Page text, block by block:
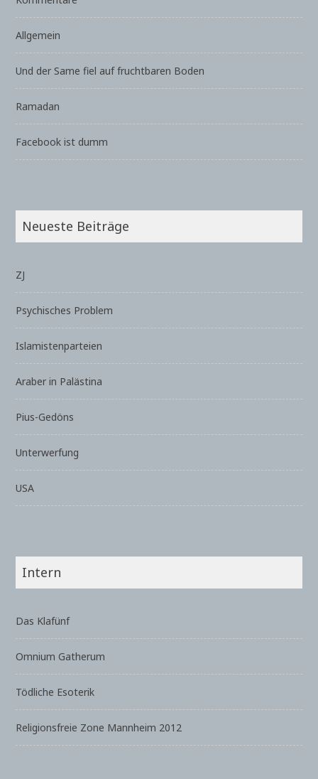
Allgemein
Und der Same fiel auf fruchtbaren Boden
Ramadan
Facebook ist dumm
Neueste Beiträge
ZJ
Psychisches Problem
Islamistenparteien
Araber in Palästina
Pius-Gedöns
Unterwerfung
USA
Intern
Das Klafünf
Omnium Gatherum
Tödliche Esoterik
Religionsfreie Zone Mannheim 2012